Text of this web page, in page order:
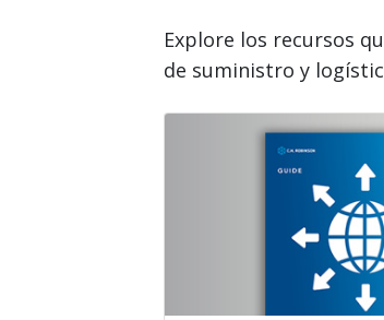
Explore los recursos
de suministro y